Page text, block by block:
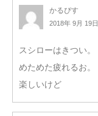
かるぴす
2018年 9月 19日
スシローはきつい。
めためた疲れるお。
楽しいけど